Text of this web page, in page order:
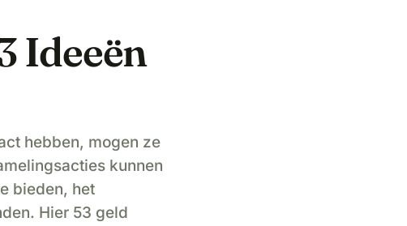
Ideeën
hebben, mogen ze
kunnen
bieden, het
Hier 53 geld